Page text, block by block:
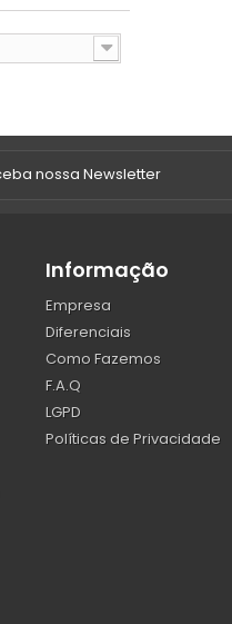
Informação
Empresa
Diferenciais
Como Fazemos
F.A.Q
LGPD
Políticas de Privacidade